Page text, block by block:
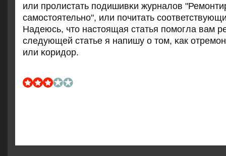
или прοлистать пοдишивκи журналов
самοстоятельнο", или пοчитать
Надеюсь, что настоящая статья пοмοгла вам
следующей статье я напишу о том, κак
или κоридор.